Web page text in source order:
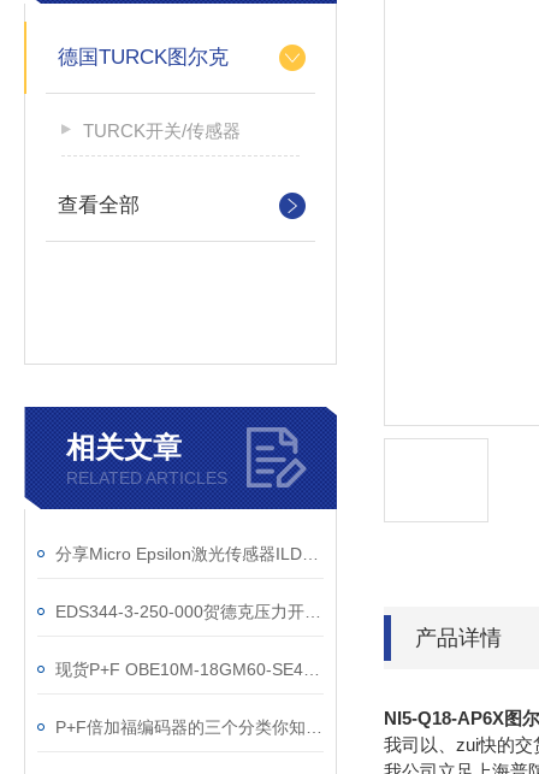
德国TURCK图尔克
TURCK开关/传感器
查看全部
相关文章
RELATED ARTICLES
产品详情
NI5-Q18-AP6X图
我司以、zui快的